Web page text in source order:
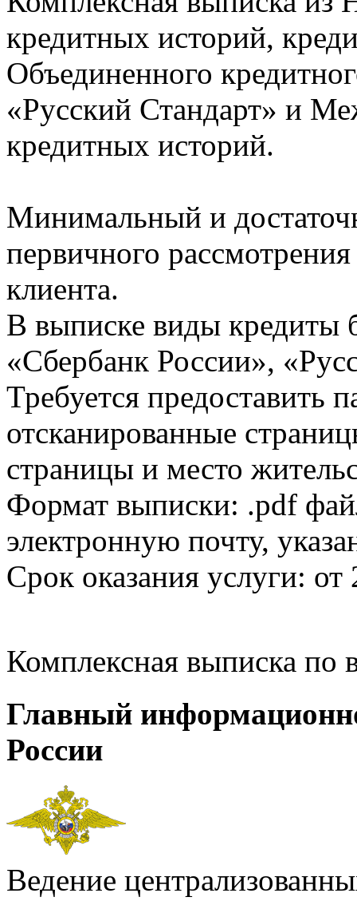
кредитных историй,
Объединенного
«Русский Стандарт» и
кредитных историй.
Минимальный и
первичного
клиента.
В выписке виды кредиты
«Сбербанк России»,
Требуется предоставить
отсканированные
страницы и место
Формат выписки: .pdf
электронную почту,
Срок оказания услуги: от
Комплексная выписка
Главный
России
Ведение